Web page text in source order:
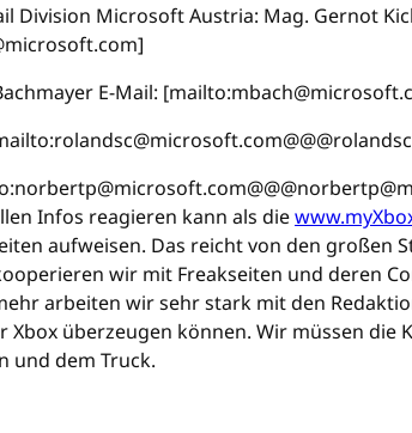
Division Microsoft Austria: Mag. Gernot
E-Mail:
Infos reagieren kann als die
aufweisen. Das reicht von den großen
wir mit Freakseiten und deren
arbeiten wir sehr stark mit den
überzeugen können. Wir müssen die
und dem Truck.